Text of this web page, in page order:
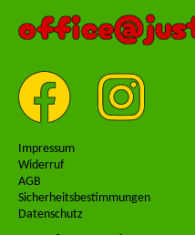
Impressum
Widerruf
AGB
Sicherheitsbestimmungen
Datenschutz